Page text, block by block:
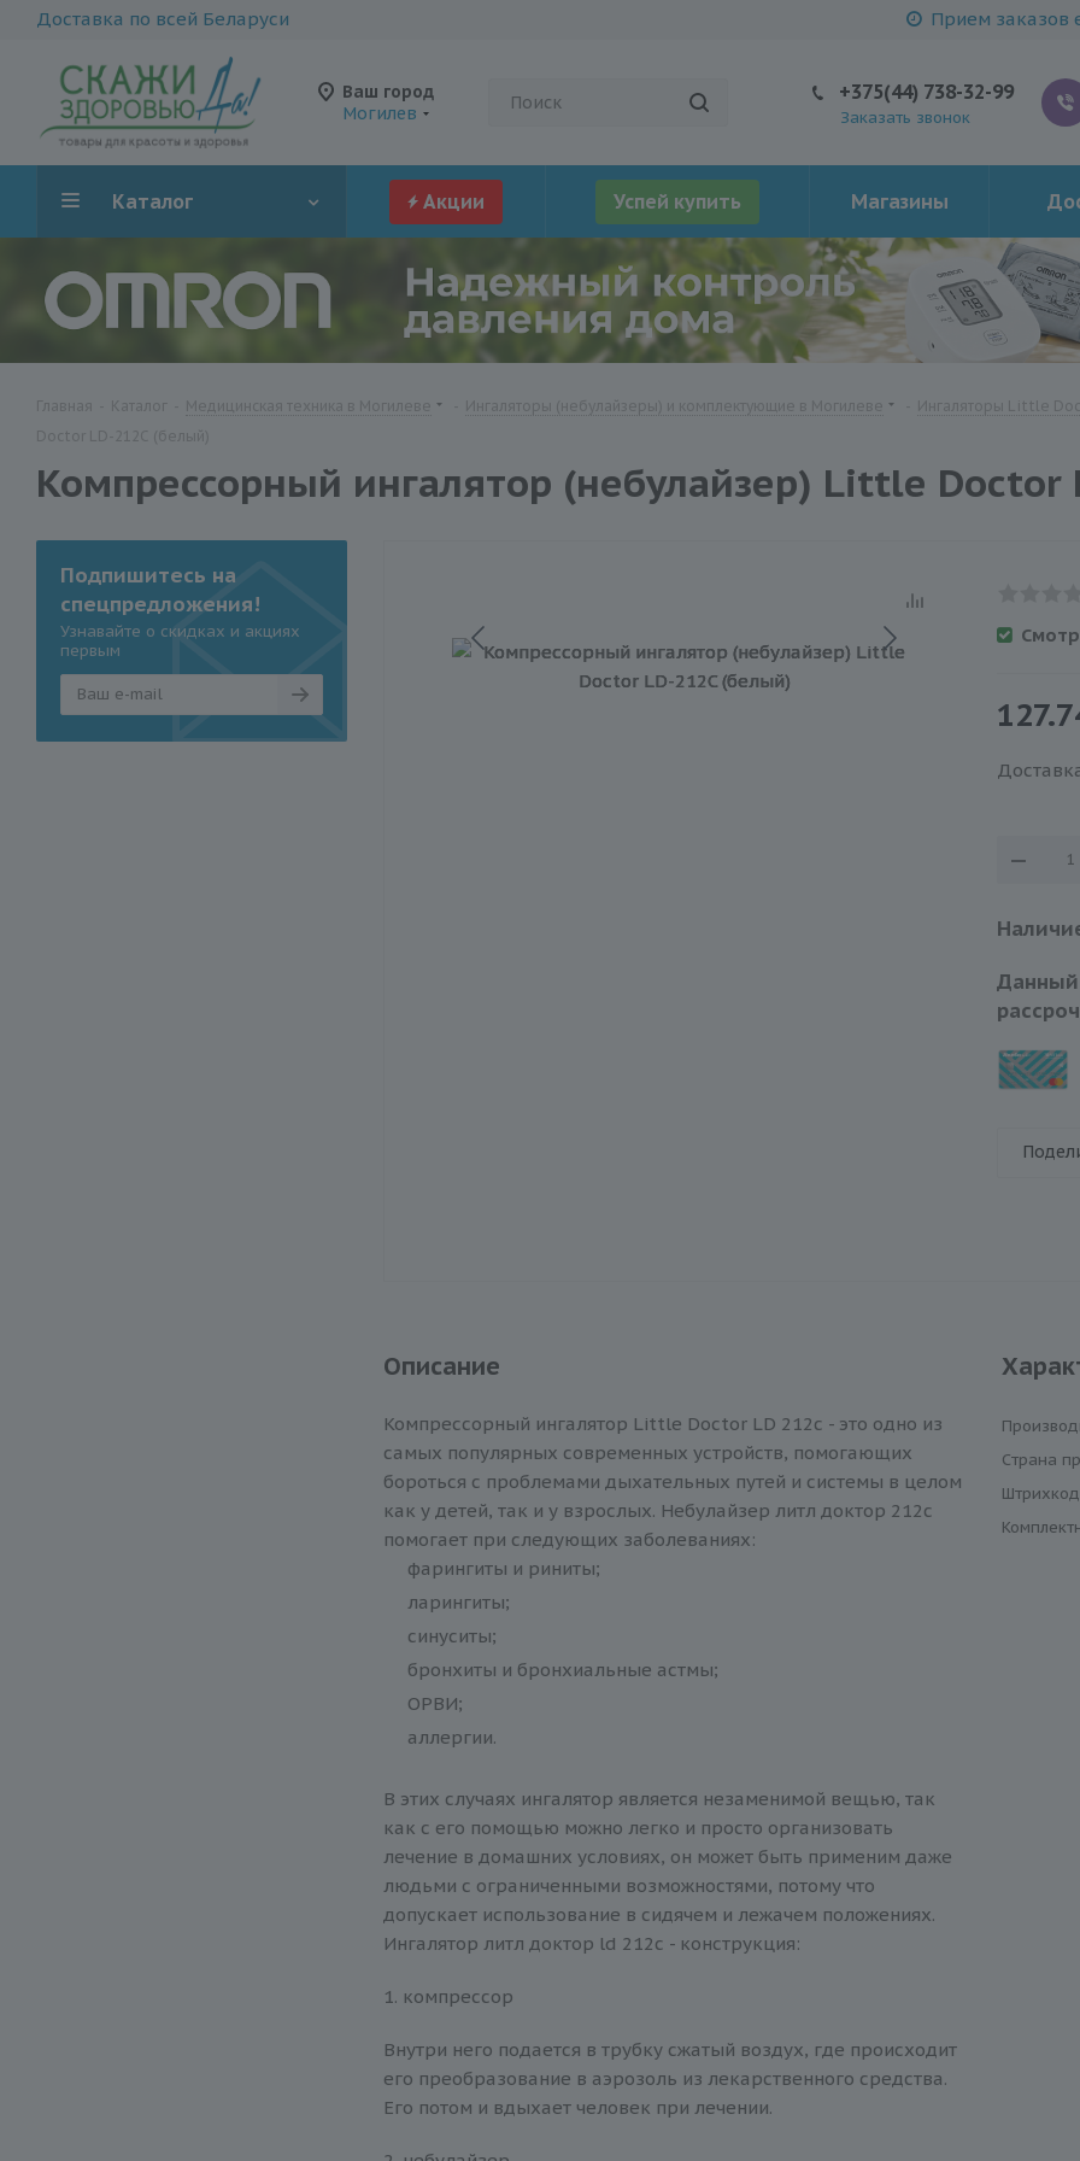
Доставка по всей Беларуси Прием заказов
Ваш город
Могилев
+375(44) 738-32-99
Заказать звонок
Каталог Акции Успей купить Магазины
Компрессорный ингалятор (небулайзер) Little Doctor
Описание
Компрессорный ингалятор Little Doctor LD 212c - это одно из
самых популярных современных устройств, помогающих
бороться с проблемами дыхательных путей и системы в целом
как у детей, так и у взрослых. Небулайзер литл доктор 212c
помогает при следующих заболеваниях:
фарингиты и риниты;
ларингиты;
синуситы;
бронхиты и бронхиальные астмы;
ОРВИ;
аллергии.
В этих случаях ингалятор является незаменимой вещью, так
как с его помощью можно легко и просто организовать
лечение в домашних условиях, он может быть применим даже
людьми с ограниченными возможностями, потому что
допускает использование в сидячем и лежачем положениях.
Ингалятор литл доктор ld 212с - конструкция:
1. компрессор
Внутри него подается в трубку сжатый воздух, где происходит
его преобразование в аэрозоль из лекарственного средства.
Его потом и вдыхает человек при лечении.
Cтрана
Штрихкод
Подпишитесь на
спецпредложения!
Узнавайте о скидках и акциях
первым